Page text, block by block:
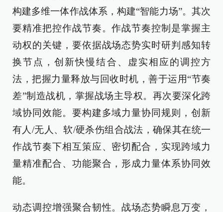
构建多维一体作战体系，构建“智能力场”。其次
要精准把控作战节奏。作战节奏控制是掌握主
动权的关键，要依据战场态势实时研判感知转
换节点，创新快慢结合、虚实相应的调控方
法，把握力量释放与回收时机，善于运用“节奏
差”制造战机，掌握战场主导权。再次要深化跨
域协同效能。要构建多域力量协同规则，创新
有人/无人、软/硬杀伤组合战法，确保其在统一
作战节奏下相互策应、密切配合，实现跨域力
量精准配合、功能聚合，形成力量体系协同效
能。
动态调控增强聚合韧性。战场态势瞬息万变，